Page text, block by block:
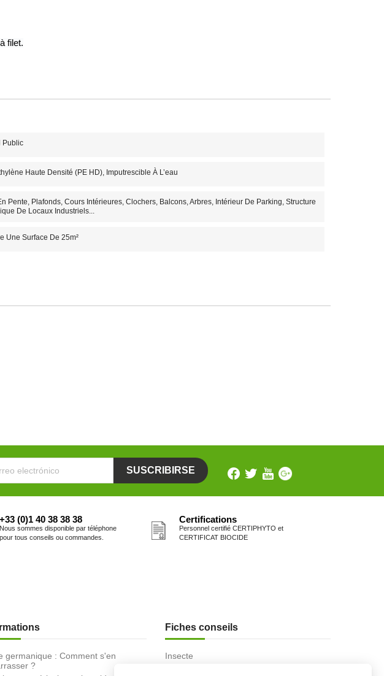
filet.
Public
Haute Densité (PE HD), Imputrescible À L’eau
Pente, Plafonds, Cours Intérieures, Clochers, Balcons, Arbres, Intérieur De Parking, Structure
De Locaux Industriels...
Une Surface De 25m²
+33 (0)1 40 38 38 38
Nous sommes disponible par téléphone
pour tous conseils ou commandes.
Certifications
Personnel certifié CERTIPHYTO et
CERTIFICAT BIOCIDE
germanique : Comment s'en
?
Fiches conseils
Insecte